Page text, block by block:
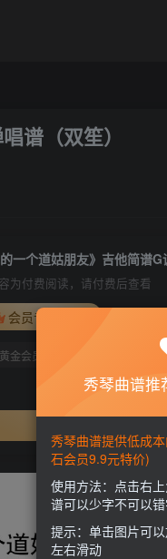
谱（双笙）
的一个道姑朋友》吉他简谱G
为付费阅读，请付费后查看
会员专属资源
黄金会员
秀琴曲谱推
秀琴曲谱提供低成
石会员9.9元特价)
使用方法：点击右
谱可以少字不可以
提示：单击图片可
左右滑动